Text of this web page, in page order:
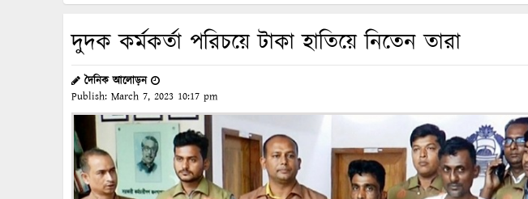
দুদক কর্মকর্তা পরিচয়ে টাকা হাতিয়ে নিতেন তারা
দৈনিক আলোড়ন
Publish: March 7, 2023 10:17 pm